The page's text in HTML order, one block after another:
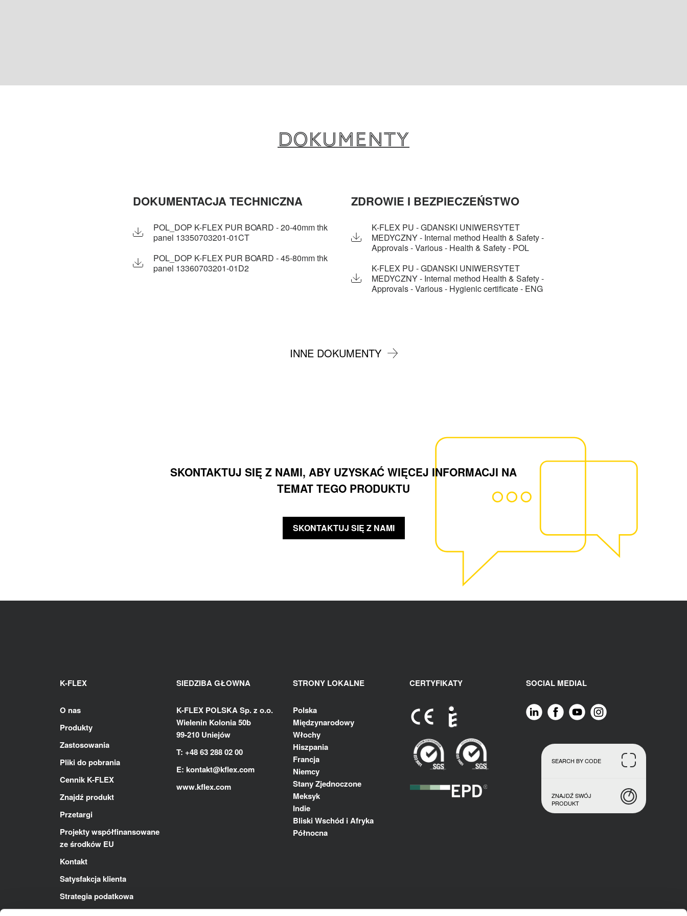
SEARCH BY CODE
ZNAJDŹ SWÓJ
PRODUKT
Dokumenty
DOKUMENTACJA TECHNICZNA
POL_DOP K-FLEX PUR BOARD - 20-40mm thk
panel 13350703201-01CT
POL_DOP K-FLEX PUR BOARD - 45-80mm thk
panel 13360703201-01D2
ZDROWIE I BEZPIECZEŃSTWO
K-FLEX PU - GDANSKI UNIWERSYTET
MEDYCZNY - Internal method Health & Safety -
Approvals - Various - Health & Safety - POL
K-FLEX PU - GDANSKI UNIWERSYTET
MEDYCZNY - Internal method Health & Safety -
Approvals - Various - Hygienic certificate - ENG
INNE DOKUMENTY
SKONTAKTUJ SIĘ Z NAMI, ABY UZYSKAĆ WIĘCEJ INFORMACJI NA
TEMAT TEGO PRODUKTU
SKONTAKTUJ SIĘ Z NAMI
K-FLEX
O nas
Produkty
Zastosowania
Pliki do pobrania
Cennik K-FLEX
Znajdź produkt
Przetargi
Projekty współfinansowane
ze środków EU
Kontakt
Satysfakcja klienta
Strategia podatkowa
SIEDZIBA GŁOWNA
K-FLEX POLSKA Sp. z o.o.
Wielenin Kolonia 50b
99-210 Uniejów
T: +48 63 288 02 00
E: kontakt@kflex.com
www.kflex.com
STRONY LOKALNE
Polska
Międzynarodowy
Włochy
Hiszpania
Francja
Niemcy
Stany Zjednoczone
Meksyk
Indie
Bliski Wschód i Afryka
Północna
CERTYFIKATY SOCIAL MEDIAL